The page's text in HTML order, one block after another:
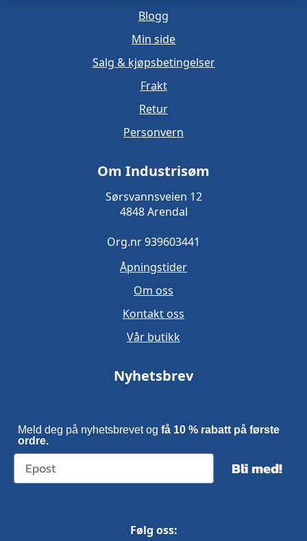
Blogg
Min side
Salg & kjøpsbetingelser
Frakt
Retur
Personvern
Om Industrisøm
Sørsvannsveien 12
4848 Arendal
Org.nr 939603441
Åpningstider
Om oss
Kontakt oss
Vår butikk
Nyhetsbrev
Meld deg på nyhetsbrevet og få 10 % rabatt på første
ordre.
Bli med!
Følg oss: